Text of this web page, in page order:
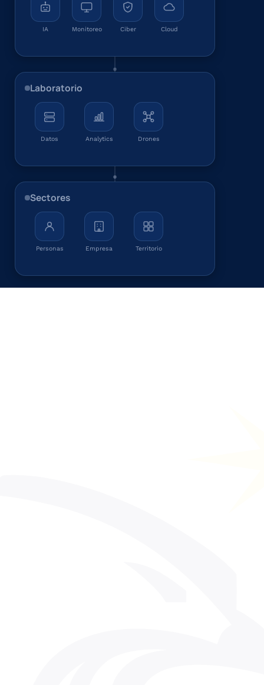
IA Monitoreo Ciber Cloud
Laboratorio
Datos Analytics Drones
Sectores
Personas Empresa Territorio